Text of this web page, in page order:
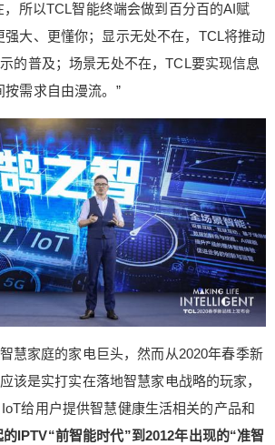
所以TCL智能终端会做到百分百的AI赋
强大、更懂你；显示无处不在，TCL将推动
的普及；场景无处不在，TCL要实现信息
需求自由漫流。”
慧家庭的家电巨头，然而从2020年春季新
该是实打实在落地智慧家电战略的玩家，
给用户提供智慧健康生活相关的产品和
IPTV“前智能时代”到2012年出现的“准智